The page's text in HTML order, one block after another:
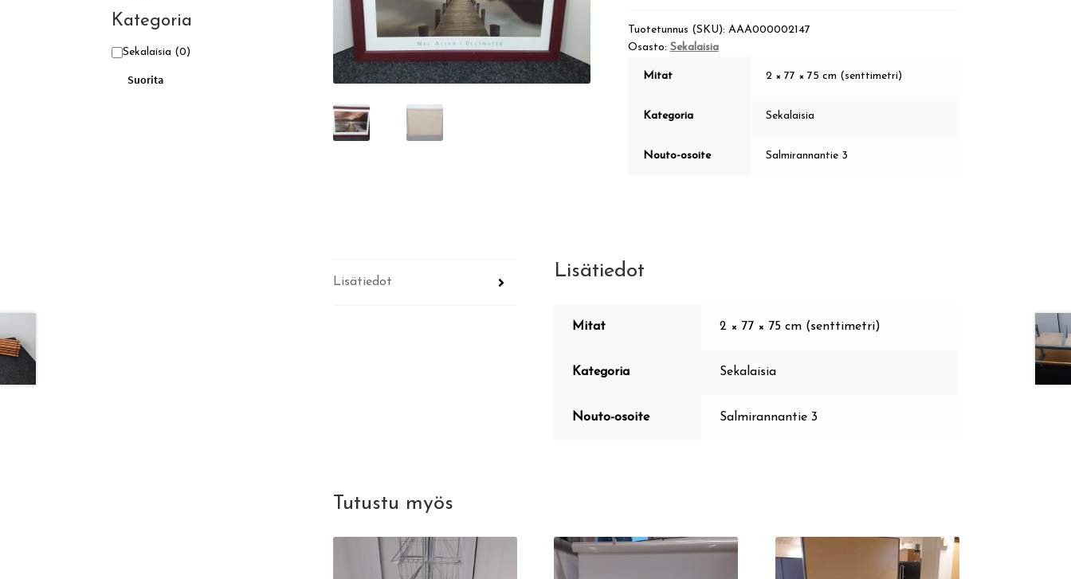
Tuotetunnus (SKU): AAA000002147
Osasto: Sekalaisia
Mitat 2 × 77 × 75 cm (senttimetri)
Kategoria Sekalaisia
Nouto-osoite Salmirannantie 3
Lisätiedot
Lisätiedot
Mitat 2 × 77 × 75 cm (senttimetri)
Kategoria Sekalaisia
Nouto-osoite Salmirannantie 3
Tutustu myös
Kategoria
Kategoria
Sekalaisia (0)
Suorita